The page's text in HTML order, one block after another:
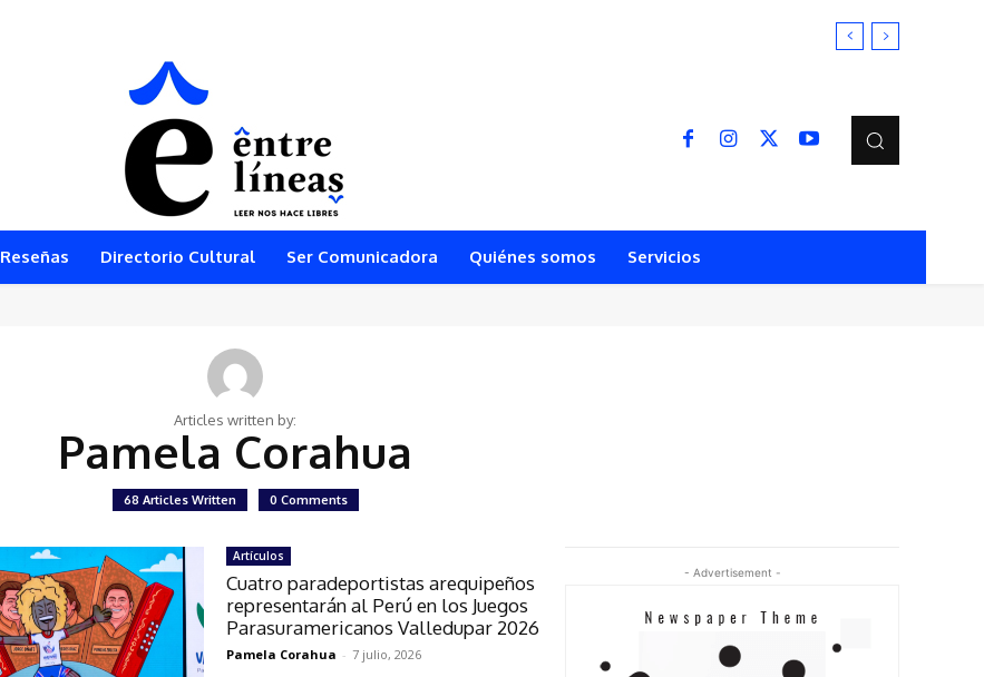
Reseñas Directorio Cultural Ser Comunicadora Quiénes somos Servicios
Articles written by:
Pamela Corahua
68 Articles Written 0 Comments
Artículos
Cuatro paradeportistas arequipeños
representarán al Perú en los Juegos
Parasuramericanos Valledupar 2026
Pamela Corahua - 7 julio, 2026
- Advertisement -